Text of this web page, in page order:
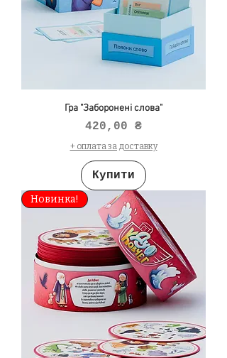
Гра "Заборонені слова"
Ціна
420,00 ₴
+ оплата за доставку
Купити
Новинка!